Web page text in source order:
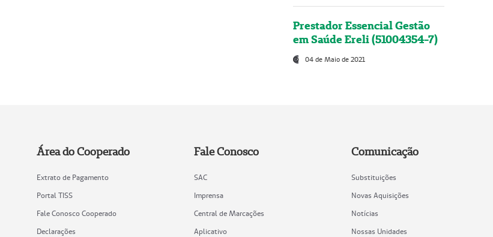
Prestador Essencial Gestão
em Saúde Ereli (51004354-7)
04 de Maio de 2021
Área do Cooperado
Extrato de Pagamento
Portal TISS
Fale Conosco Cooperado
Declarações
Fale Conosco
SAC
Imprensa
Central de Marcações
Aplicativo
Comunicação
Substituições
Novas Aquisições
Notícias
Nossas Unidades